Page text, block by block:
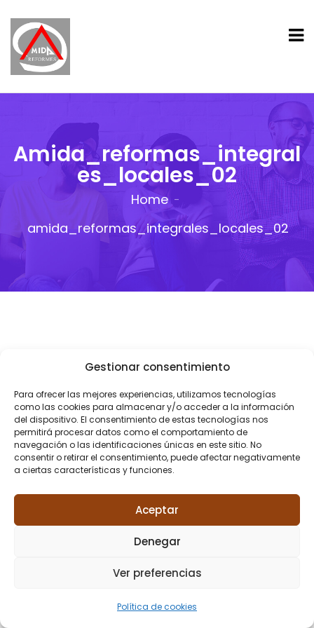
Gestionar consentimiento
Para ofrecer las mejores experiencias, utilizamos tecnologías
como las cookies para almacenar y/o acceder a la información
del dispositivo. El consentimiento de estas tecnologías nos
permitirá procesar datos como el comportamiento de
navegación o las identificaciones únicas en este sitio. No
consentir o retirar el consentimiento, puede afectar negativamente
a ciertas características y funciones.
Aceptar
Denegar
Ver preferencias
Política de cookies
Amida_reformas_integral
Es_locales_02
Home
amida_reformas_integrales_locales_02